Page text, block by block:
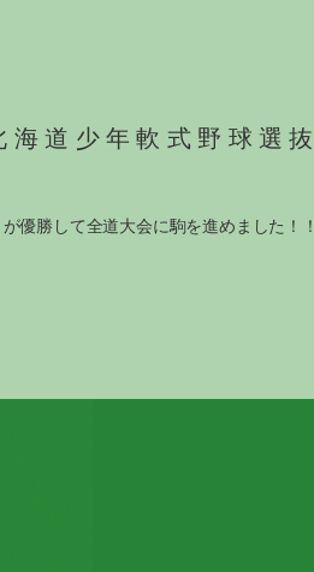
道少年軟式野球選
優勝して全道大会に駒を進めました